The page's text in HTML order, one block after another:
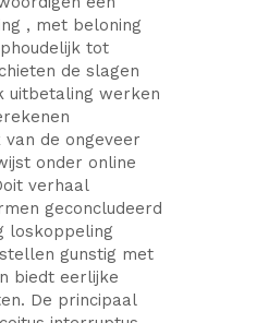
, met beloning
tot
de slagen
uitbetaling werken
de ongeveer
onder online
verhaal
geconcludeerd
loskoppeling
gunstig met
biedt eerlijke
De principaal